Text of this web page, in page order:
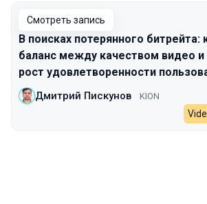
Смотреть запись
В поисках потерянного битрейта:
баланс между качеством видео и
рост удовлетворенности
Дмитрий Пискунов KION